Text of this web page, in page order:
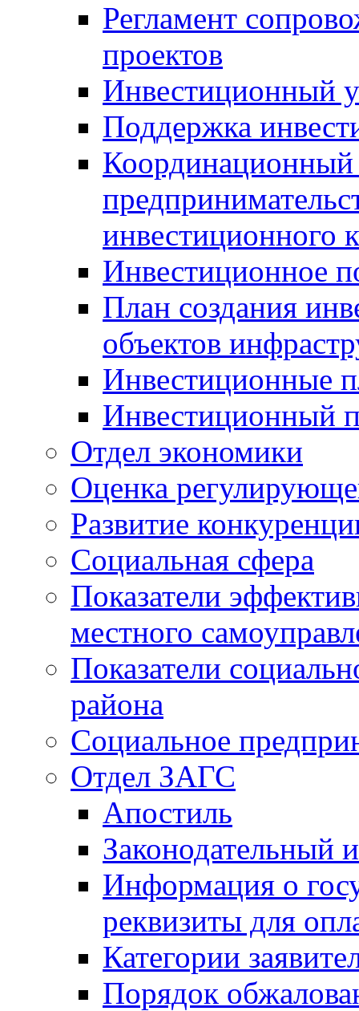
Регламент
проектов
Инвестиционный
Поддержка
Координационный
инвестиционного
Инвестиционное
План создания
объектов
Инвестиционные
Инвестиционный
Отдел экономики
Оценка
Развитие
Социальная сфера
Показатели
местного
Показатели
района
Социальное
Отдел ЗАГС
Апостиль
Законодательный
Информация о
реквизиты для
Категории
Порядок